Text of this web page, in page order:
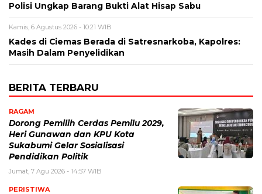
Polisi Ungkap Barang Bukti Alat Hisap Sabu
Kamis, 6 Agustus 2026 - 10:21 WIB
Kades di Ciemas Berada di Satresnarkoba, Kapolres:
Masih Dalam Penyelidikan
BERITA TERBARU
RAGAM
Dorong Pemilih Cerdas Pemilu 2029,
Heri Gunawan dan KPU Kota
Sukabumi Gelar Sosialisasi
Pendidikan Politik
Jumat, 7 Agu 2026 - 14:57 WIB
PERISTIWA